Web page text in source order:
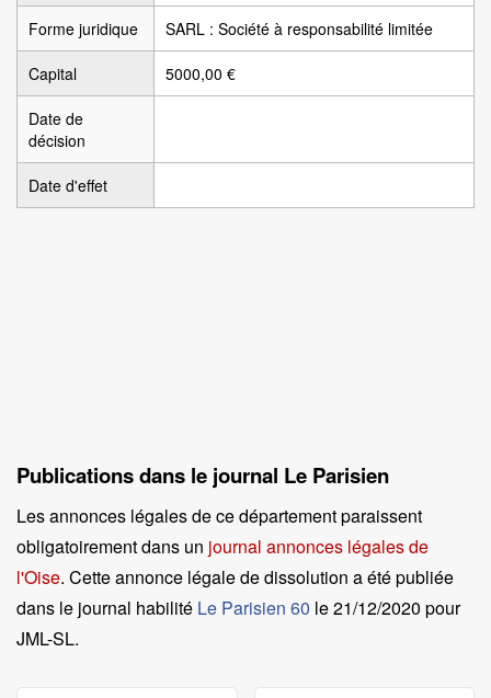
Forme juridique SARL : Société à responsabilité limitée
Capital 5000,00 €
Date de
décision
Date d'effet
Publications dans le journal Le Parisien
Les annonces légales de ce département paraissent
obligatoirement dans un journal annonces légales de
l'Oise. Cette annonce légale de dissolution a été publiée
dans le journal habilité Le Parisien 60 le21/12/2020 pour
JML-SL.